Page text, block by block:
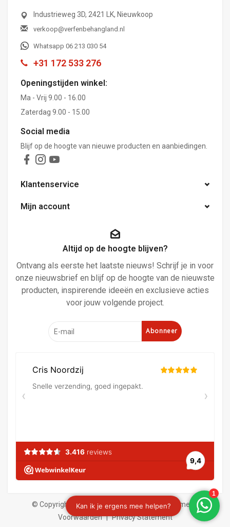
Industrieweg 3D, 2421 LK, Nieuwkoop
verkoop@verfenbehangland.nl
Whatsapp 06 213 030 54
+31 172 533 276
Openingstijden winkel:
Ma - Vrij 9.00 - 16.00
Zaterdag 9.00 - 15.00
Social media
Blijf op de hoogte van nieuwe producten en aanbiedingen.
Klantenservice
Mijn account
Altijd op de hoogte blijven?
Ontvang als eerste het laatste nieuws! Schrijf je in voor
onze nieuwsbrief en blijf op de hoogte van de nieuwste
producten, inspirerende ideeën en exclusieve acties
voor jouw volgende project.
Abonneer
© Copyright 2026 Verf en behangland | Algemene
Voorwaarden | Privacy Statement